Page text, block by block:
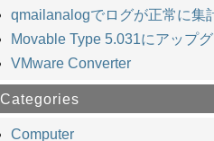
qmailanalogでログが正常に集
Movable Type 5.031にアップ
VMware Converter
Categories
Computer